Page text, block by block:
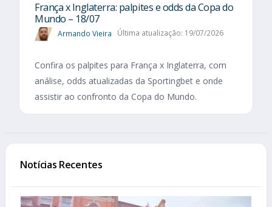
França x Inglaterra: palpites e odds da Copa do
Mundo – 18/07
Armando Vieira Última atualização: 19/07/2026
Confira os palpites para França x Inglaterra, com
análise, odds atualizadas da Sportingbet e onde
assistir ao confronto da Copa do Mundo.
Notícias Recentes